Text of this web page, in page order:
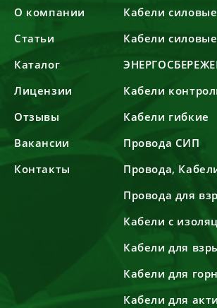
О компании
Статьи
Каталог
Лицензии
Отзывы
Вакансии
Контакты
Кабели
Кабели
Кабели
Кабели гибкие
Провода СИП
Провода,
Провода для
Кабели с
Кабели для
Кабели для
Кабели для